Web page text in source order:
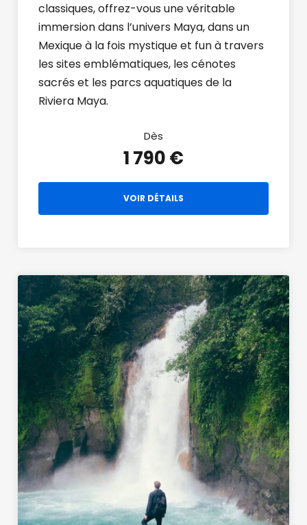
classiques, offrez-vous une véritable
immersion dans l’univers Maya, dans un
Mexique à la fois mystique et fun à travers
les sites emblématiques, les cénotes
sacrés et les parcs aquatiques de la
Riviera Maya.
Dès
1 790 €
VOIR DÉTAILS